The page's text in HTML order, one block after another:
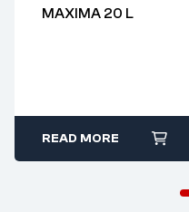
MAXIMA 20 L
READ MORE